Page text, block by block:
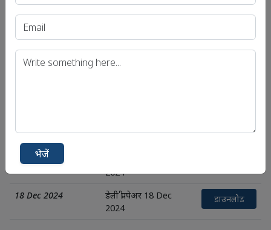
25 Dec 2024
डेली प्री पेअर 25 Dec
24 Dec 2024
डेली प्री पेअर 24 Dec
2024
2024
19 Dec 2024
2024
18 Dec 2024
डेली प्री पेअर 18 Dec
2024
डाउनलोड
भेजें